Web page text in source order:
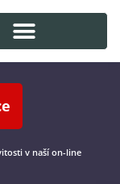
v naší on-line